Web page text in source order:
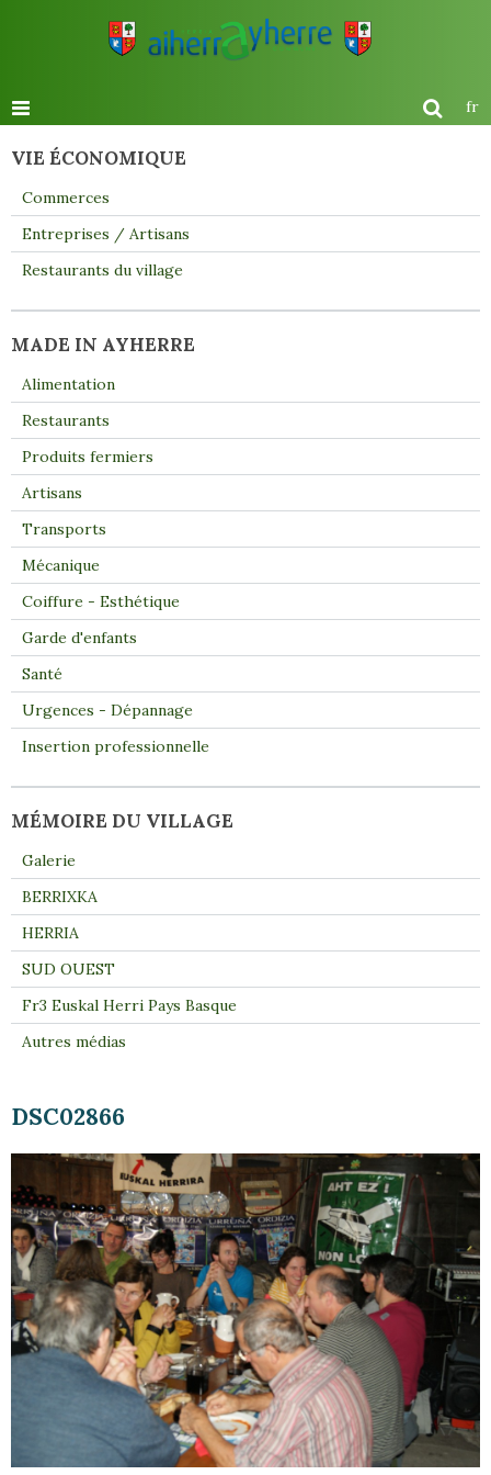
fr
DSC02866
VIE ÉCONOMIQUE
Commerces
Entreprises / Artisans
Restaurants du village
MADE IN AYHERRE
Alimentation
Restaurants
Produits fermiers
Artisans
Transports
Mécanique
Coiffure - Esthétique
Garde d'enfants
Santé
Urgences - Dépannage
Insertion professionnelle
MÉMOIRE DU VILLAGE
Galerie
BERRIXKA
HERRIA
SUD OUEST
Fr3 Euskal Herri Pays Basque
Autres médias